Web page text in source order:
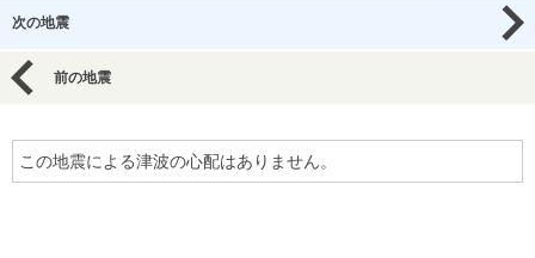
次の地震
前の地震
この地震による津波の心配はありません。